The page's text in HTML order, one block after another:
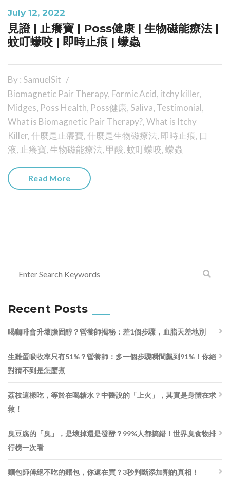
July 12, 2022
見證 | 止癢寶 | Poss健康 | 生物磁能療法 |
蚊叮蠓咬 | 即時止痕 | 蠓蟲
By : SamuelSit
Biomagnetic Pair Therapy, Formic Acid, itchy killer,
Midges, Poss Health, Poss健康, Saliva, Testimonial,
What is Biomagnetic Pair Therapy?,What is Itchy
Killer,什麼是止癢寶,什麼是生物磁療法, 即時止痕, 口
液, 止癢寶, 生物磁能療法, 甲酸,蚊叮蠓咬,蠓蟲
Read More
Recent Posts
喝咖啡會升壞膽固醇？營養師揭秘：差1個步驟，血脂天差地別
生雞蛋吸收率只有51%？營養師：多一個步驟瞬間飆到91%！你絕
對猜不到是怎麼煮
荔枝這樣吃，等於在喝糖水？中醫說的「上火」，其實是身體在求
救！
臭豆腐的「臭」，是壞掉還是發酵？99%人都搞錯！世界臭食物排
行榜一次看
麵包師傅絕不吃的麵包，你還在買？3秒判斷添加劑的真相！